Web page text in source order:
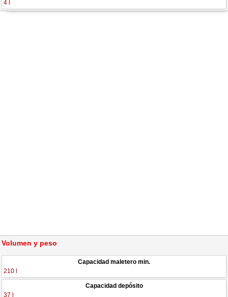
4 l
Volumen y peso
Capacidad maletero min.
210 l
Capacidad depósito
37 l